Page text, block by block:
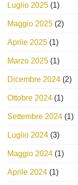
Luglio 2025 (1)
Maggio 2025 (2)
Aprile 2025 (1)
Marzo 2025 (1)
Dicembre 2024 (2)
Ottobre 2024 (1)
Settembre 2024 (1)
Luglio 2024 (3)
Maggio 2024 (1)
Aprile 2024 (1)